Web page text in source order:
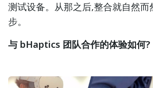
测试设备。从那之后,整合就自然而
步。
与 bHaptics 团队合作的体验如何?